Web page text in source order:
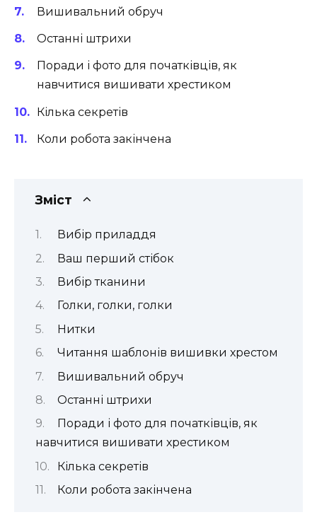
Вишивальний обруч
Останні штрихи
Поради і фото для початківців, як
навчитися вишивати хрестиком
Кілька секретів
Коли робота закінчена
Зміст
Вибір приладдя
Ваш перший стібок
Вибір тканини
Голки, голки, голки
Нитки
Читання шаблонів вишивки хрестом
Вишивальний обруч
Останні штрихи
Поради і фото для початківців, як
навчитися вишивати хрестиком
Кілька секретів
Коли робота закінчена